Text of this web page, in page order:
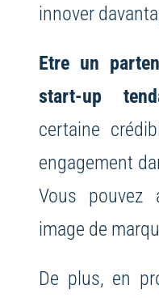
innover
Etre un
start-up
certaine
engagement
Vous pouvez
image de
De plus, en